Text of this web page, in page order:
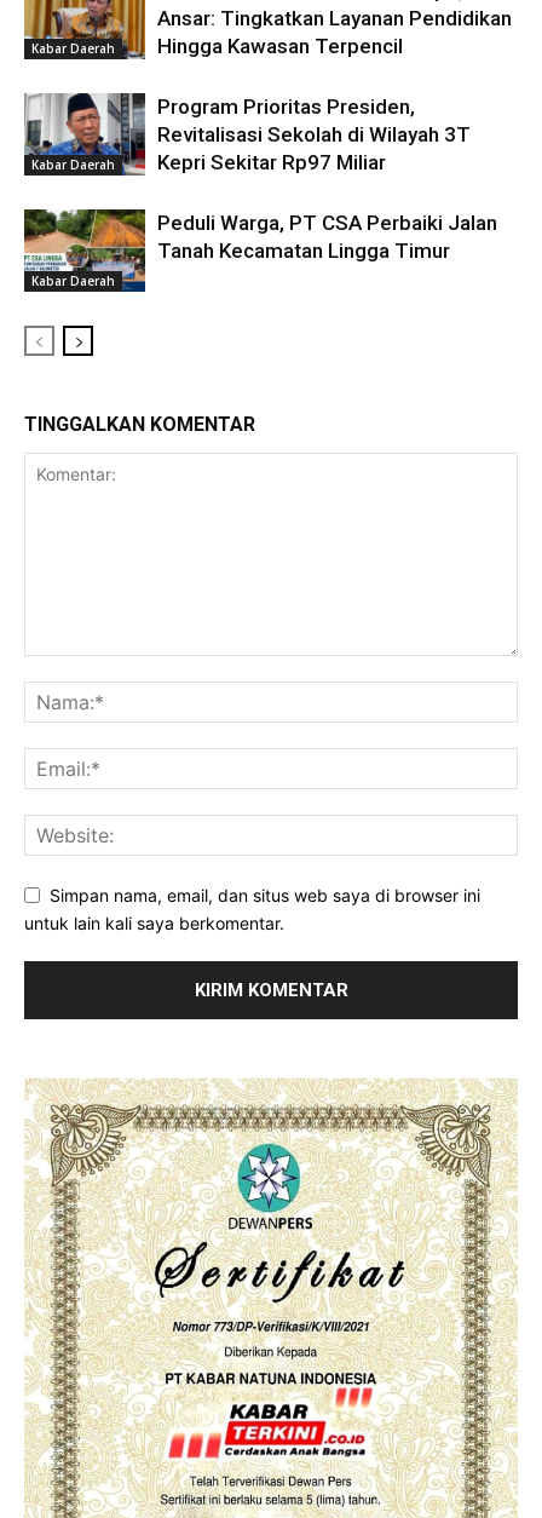
Kabar Daerah
Ansar: Tingkatkan Layanan Pendidikan
Hingga Kawasan Terpencil
Kabar Daerah
Program Prioritas Presiden,
Revitalisasi Sekolah di Wilayah 3T
Kepri Sekitar Rp97 Miliar
Kabar Daerah
Peduli Warga, PT CSA Perbaiki Jalan
Tanah Kecamatan Lingga Timur
TINGGALKAN KOMENTAR
Simpan nama, email, dan situs web saya di browser ini
untuk lain kali saya berkomentar.